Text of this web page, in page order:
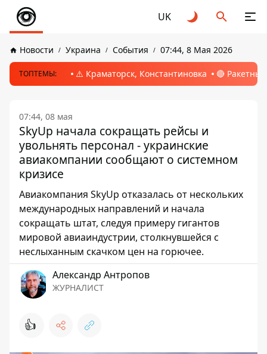
UK
Новости Украина События 07:44, 8 Мая 2026
ТОПТЕМЫ: ⚠️ Краматорск, Константиновка 🔴
07:44, 08 мая
SkyUp начала сокращать рейсы и
увольнять персонал - украинские
авиакомпании сообщают о системном
кризисе
Авиакомпания SkyUp отказалась от нескольких
международных направлений и начала
сокращать штат, следуя примеру гигантов
мировой авиаиндустрии, столкнувшейся с
неслыханным скачком цен на горючее.
Александр Антропов
ЖУРНАЛИСТ
👍